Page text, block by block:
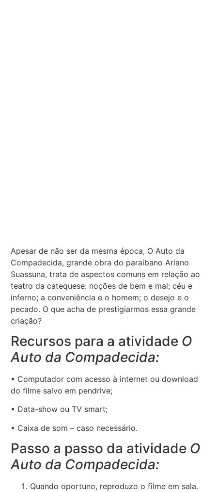
Apesar de não ser da mesma época, O Auto da
Compadecida, grande obra do paraibano Ariano
Suassuna, trata de aspectos comuns em relação ao
teatro da catequese: noções de bem e mal; céu e
inferno; a conveniência e o homem; o desejo e o
pecado. O que acha de prestigiarmos essa grande
criação?
Recursos para a atividade O
Auto da Compadecida:
• Computador com acesso à internet ou download
do filme salvo em pendrive;
• Data-show ou TV smart;
• Caixa de som – caso necessário.
Passo a passo da atividade O
Auto da Compadecida:
Quando oportuno, reproduzo o filme em sala.